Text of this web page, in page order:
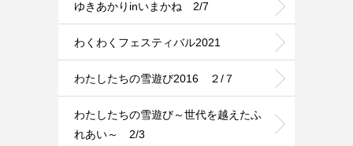
ゆきあかりinいまかね 2/7
わくわくフェスティバル2021
わたしたちの雪遊び2016 ２/７
わたしたちの雪遊び～世代を越えたふ
れあい～ 2/3